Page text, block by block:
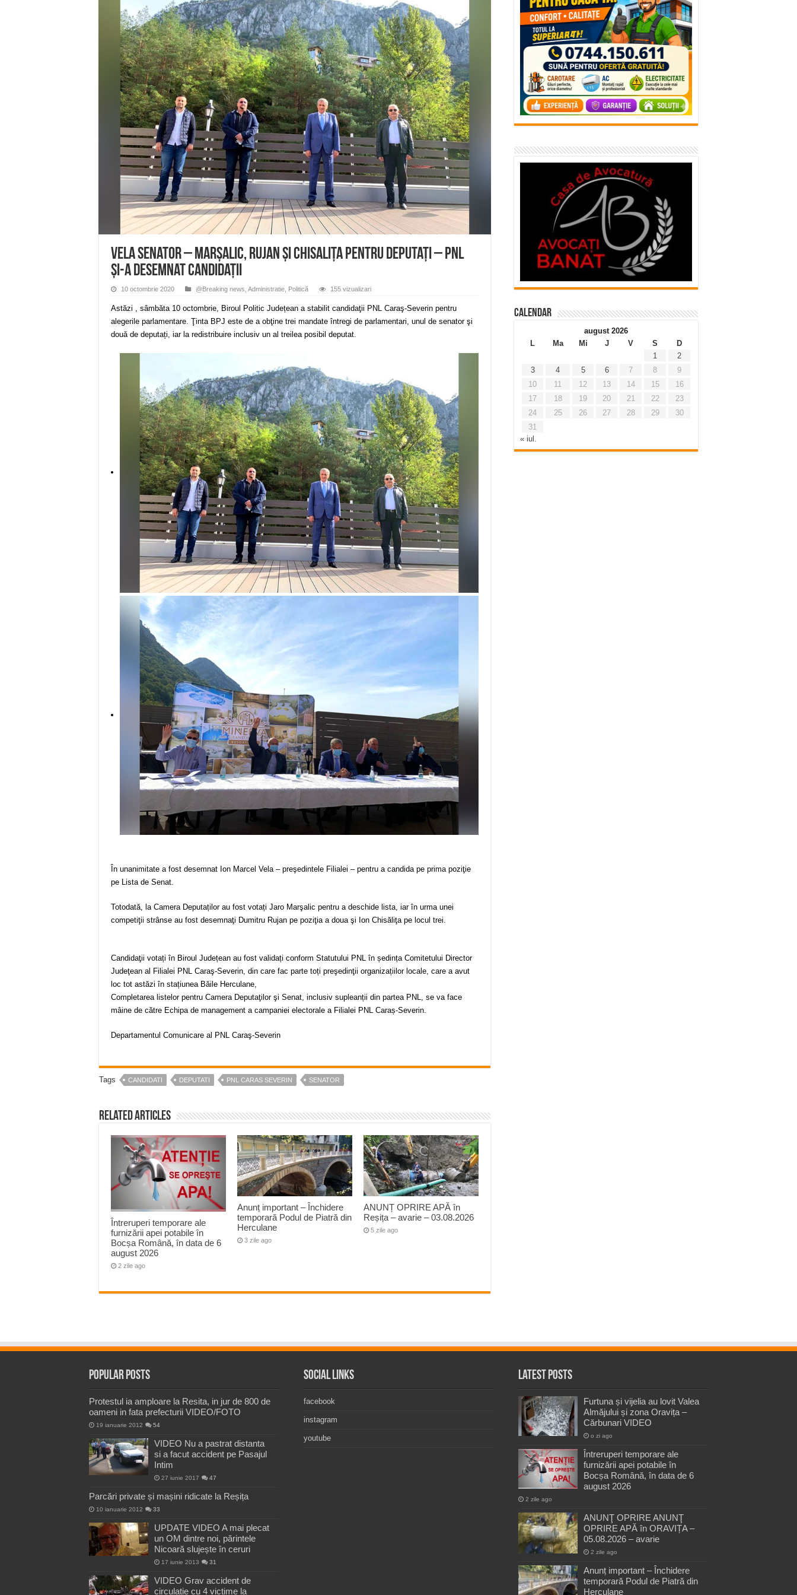
Miresme de lavandă, mentă și flori de vară și râsete de copii la Carașova VIDEO
ANUNȚ OPRIRE APĂ în Reșița – avarie – 04.08.2026 – str. Văliugului și Plastomet
ANUNŢ OPRIRE APĂ în CARANSEBEȘ – 04.08.2026 – avarie – Calea Severinului
ANUNŢ OPRIRE APĂ în CARANSEBEȘ avarie
ANUNȚ OPRIRE APĂ în Reșița, cartier Țerova – avarie – 04.08.2026
Vela senator – Marșalic, Rujan și Chisalița pentru deputați – PNL
și-a desemnat candidații
10 octombrie 2020 @Breaking news Administratie Politică 155 vizualizari
Astăzi , sâmbăta 10 octombrie, Biroul Politic Județean a stabilit candidaţii PNL Caraş-Severin pentru
alegerile parlamentare. Ţinta BPJ este de a obţine trei mandate întregi de parlamentari, unul de senator şi
două de deputați, iar la redistribuire inclusiv un al treilea posibil deputat.
În unanimitate a fost desemnat Ion Marcel Vela – preşedintele Filialei – pentru a candida pe prima poziţie
pe Lista de Senat.
Totodată, la Camera Deputaților au fost votați Jaro Marşalic pentru a deschide lista, iar în urma unei
competiţii strânse au fost desemnaţi Dumitru Rujan pe poziţia a doua şi Ion Chisăliţa pe locul trei.
Candidaţii votați în Biroul Județean au fost validați conform Statutului PNL în ședința Comitetului Director
Judeţean al Filialei PNL Caraş-Severin, din care fac parte toți preşedinţii organizațiilor locale, care a avut
loc tot astăzi în stațiunea Băile Herculane,
Completarea listelor pentru Camera Deputaţilor şi Senat, inclusiv supleanții din partea PNL, se va face
mâine de către Echipa de management a campaniei electorale a Filialei PNL Caraș-Severin.
Departamentul Comunicare al PNL Caraş-Severin
Tags CANDIDATI DEPUTATI PNL CARAS SEVERIN SENATOR
Related Articles
Întreruperi temporare ale
furnizării apei potabile în
Bocșa Română, în data de 6
august 2026
2 zile ago
Anunț important – Închidere
temporară Podul de Piatră din
Herculane
3 zile ago
ANUNȚ OPRIRE APĂ în
Reșița – avarie – 03.08.2026
5 zile ago
Calendar
august 2026
L
Ma Mi J V S
D
1
2
3
4 5 6 7 8
9
10
11 12 13 14 15
16
17
18 19 20 21 22
23
24
25 26 27 28 29
30
31
« iul.
Popular Posts
Protestul ia amploare la Resita, in jur de 800 de
oameni in fata prefecturii VIDEO/FOTO
19 ianuarie 2012 54
VIDEO Nu a pastrat distanta
si a facut accident pe Pasajul
Intim
27 iunie 2017 47
Parcări private și mașini ridicate la Reșița
10 ianuarie 2012 33
UPDATE VIDEO A mai plecat
un OM dintre noi, părintele
Nicoară slujește în ceruri
17 iunie 2013 31
VIDEO Grav accident de
circulatie cu 4 victime la
Social Links
facebook
instagram
youtube
Latest Posts
Furtuna și vijelia au lovit Valea
Almăjului și zona Oravița –
Cărbunari VIDEO
o zi ago
Întreruperi temporare ale
furnizării apei potabile în
Bocșa Română, în data de 6
august 2026
2 zile ago
ANUNŢ OPRIRE ANUNŢ
OPRIRE APĂ în ORAVIȚA –
05.08.2026 – avarie
2 zile ago
Anunț important – Închidere
temporară Podul de Piatră din
Herculane